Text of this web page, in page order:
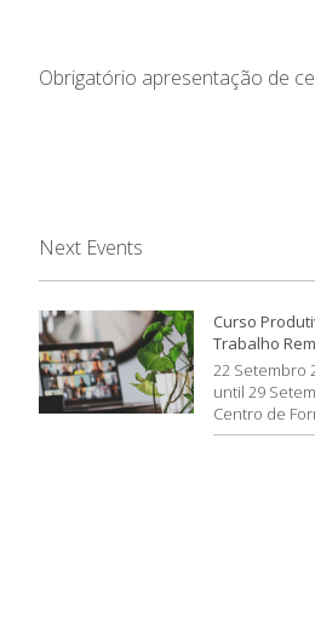
Obrigatório apresentação de
Next Events
Curso
Trabalho
22 Setembro
until 29
Centro de